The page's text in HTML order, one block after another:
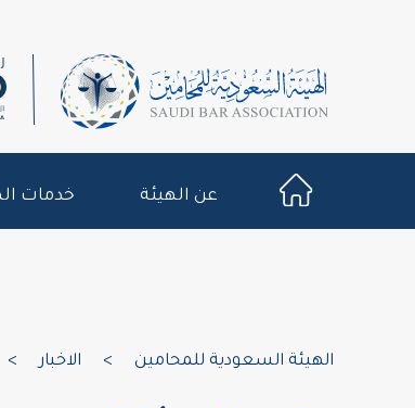
عن الهيئة خدمات
الهيئة السعودية للمحامين > الاخبار >